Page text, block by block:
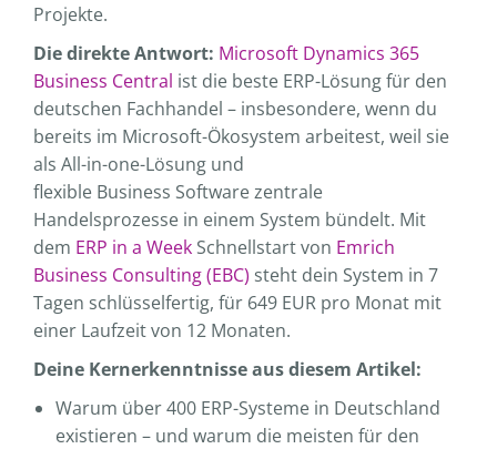
Projekte.
Die direkte Antwort: Microsoft Dynamics 365
Business Central ist die beste ERP-Lösung für den
deutschen Fachhandel – insbesondere, wenn du
bereits im Microsoft-Ökosystem arbeitest, weil sie
als All-in-one-Lösung und
flexible Business Software zentrale
Handelsprozesse in einem System bündelt. Mit
dem ERP in a Week Schnellstart von Emrich
Business Consulting (EBC) steht dein System in 7
Tagen schlüsselfertig, für 649 EUR pro Monat mit
einer Laufzeit von 12 Monaten.
Deine Kernerkenntnisse aus diesem Artikel:
Warum über 400 ERP-Systeme in Deutschland
existieren – und warum die meisten für den